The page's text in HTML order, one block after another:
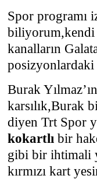
Spor programı
biliyorum,kendi
kanalların
posizyonlardaki
Burak Yılmaz’ın
karsılık,Burak
diyen Trt Spor
kokartlı bir
gibi bir ihtimali
kırmızı kart